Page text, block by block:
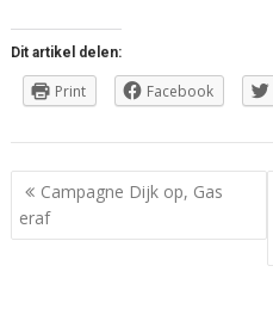
Dit artikel delen:
Print Facebook
Berichtnavigatie
Campagne Dijk op, Gas
eraf